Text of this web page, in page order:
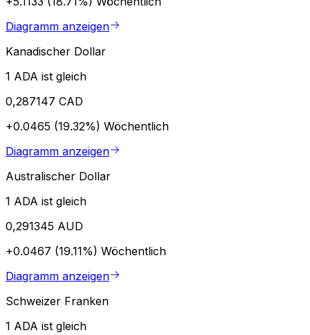
Diagramm anzeigen
Kanadischer Dollar
1 ADA ist gleich
0,287147 CAD
+0.0465 (19.32%) Wöchentlich
Diagramm anzeigen
Australischer Dollar
1 ADA ist gleich
0,291345 AUD
+0.0467 (19.11%) Wöchentlich
Diagramm anzeigen
Schweizer Franken
1 ADA ist gleich